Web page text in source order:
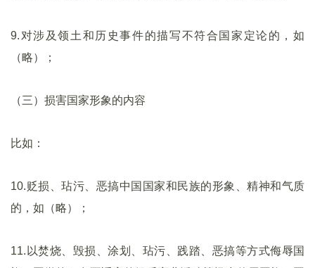
9.对涉及领土和历史事件的描写不符合国家定论的，如
（略）；
（三）损害国家形象的内容
比如：
10.贬损、玷污、恶搞中国国家和民族的形象、精神和气质
的，如（略）；
11.以焚烧、毁损、涂划、玷污、践踏、恶搞等方式侮辱国